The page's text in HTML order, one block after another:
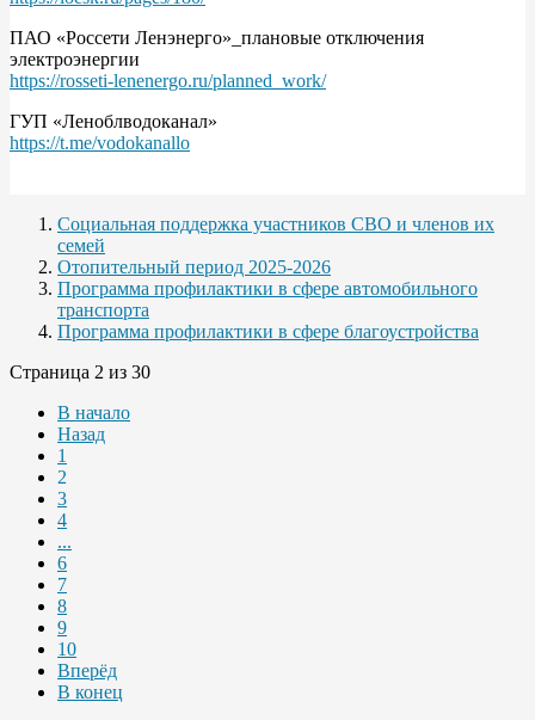
ПАО «Россети Ленэнерго»_плановые отключения
электроэнергии
https://rosseti-lenenergo.ru/planned_work/
ГУП «Леноблводоканал»
https://t.me/vodokanallo
Социальная поддержка участников СВО и членов их
семей
Отопительный период 2025-2026
Программа профилактики в сфере автомобильного
транспорта
Программа профилактики в сфере благоустройства
Страница 2 из 30
В начало
Назад
1
2
3
4
...
6
7
8
9
10
Вперёд
В конец